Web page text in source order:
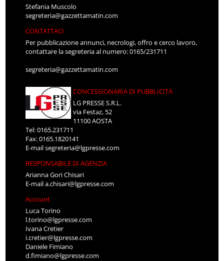
Stefania Muscolo
segreteria@gazzettamatin.com
CONTATTACI
Per pubblicazione annunci, necrologi, offro e cerco lavoro,
contattare la segreteria al numero: 0165/231711
segreteria@gazzettamatin.com
CONCESSIONARIA DI PUBBLICITÀ
LG PRESSE S.R.L.
via Festaz, 52
11100 AOSTA
Tel: 0165.231711
Fax: 0165.1820141
E-mailsegreteria@lgpresse.com
RESPONSABILE DI AGENZIA
Arianna Gori Chisari
E-maila.chisari@lgpresse.com
Account
Luca Torino
l.torino@lgpresse.com
Ivana Cretier
i.cretier@lgpresse.com
Daniele Fimiano
d.fimiano@lgpresse.com